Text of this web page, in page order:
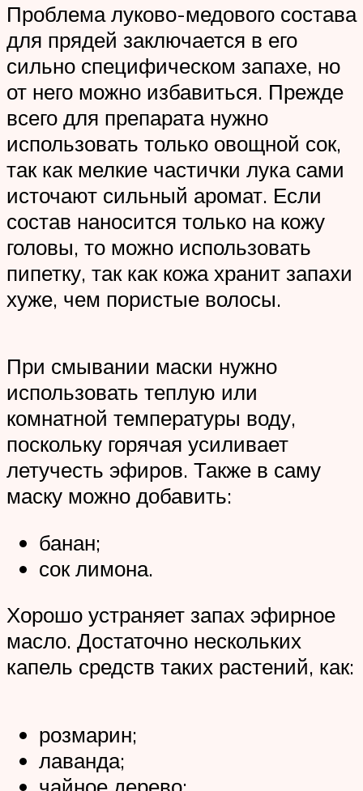
Проблема луково-медового состава
для прядей заключается в его
сильно специфическом запахе, но
от него можно избавиться. Прежде
всего для препарата нужно
использовать только овощной сок,
так как мелкие частички лука сами
источают сильный аромат. Если
состав наносится только на кожу
головы, то можно использовать
пипетку, так как кожа хранит запахи
хуже, чем пористые волосы.
При смывании маски нужно
использовать теплую или
комнатной температуры воду,
поскольку горячая усиливает
летучесть эфиров. Также в саму
маску можно добавить:
банан;
сок лимона.
Хорошо устраняет запах эфирное
масло. Достаточно нескольких
капель средств таких растений, как:
розмарин;
лаванда;